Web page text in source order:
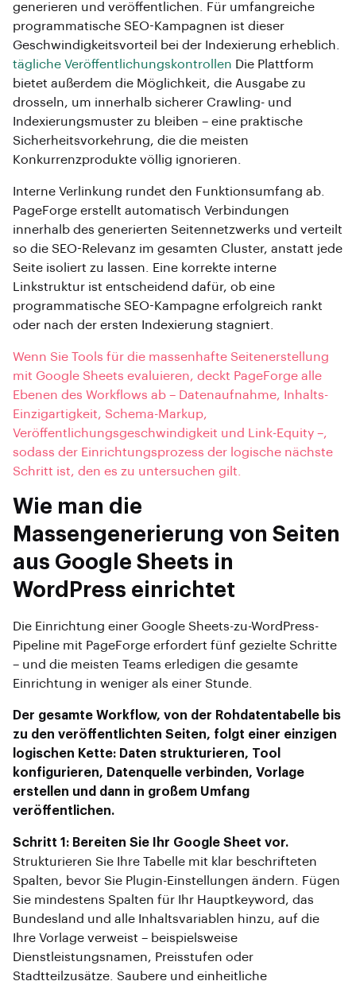
generieren und veröffentlichen. Für umfangreiche
programmatische SEO-Kampagnen ist dieser
Geschwindigkeitsvorteil bei der Indexierung erheblich.
tägliche Veröffentlichungskontrollen Die Plattform
bietet außerdem die Möglichkeit, die Ausgabe zu
drosseln, um innerhalb sicherer Crawling- und
Indexierungsmuster zu bleiben – eine praktische
Sicherheitsvorkehrung, die die meisten
Konkurrenzprodukte völlig ignorieren.
Interne Verlinkung rundet den Funktionsumfang ab.
PageForge erstellt automatisch Verbindungen
innerhalb des generierten Seitennetzwerks und verteilt
so die SEO-Relevanz im gesamten Cluster, anstatt jede
Seite isoliert zu lassen. Eine korrekte interne
Linkstruktur ist entscheidend dafür, ob eine
programmatische SEO-Kampagne erfolgreich rankt
oder nach der ersten Indexierung stagniert.
Wenn Sie Tools für die massenhafte Seitenerstellung
mit Google Sheets evaluieren, deckt PageForge alle
Ebenen des Workflows ab – Datenaufnahme, Inhalts-
Einzigartigkeit, Schema-Markup,
Veröffentlichungsgeschwindigkeit und Link-Equity –,
sodass der Einrichtungsprozess der logische nächste
Schritt ist, den es zu untersuchen gilt.
Wie man die
Massengenerierung von Seiten
aus Google Sheets in
WordPress einrichtet
Die Einrichtung einer Google Sheets-zu-WordPress-
Pipeline mit PageForge erfordert fünf gezielte Schritte
– und die meisten Teams erledigen die gesamte
Einrichtung in weniger als einer Stunde.
Der gesamte Workflow, von der Rohdatentabelle bis
zu den veröffentlichten Seiten, folgt einer einzigen
logischen Kette: Daten strukturieren, Tool
konfigurieren, Datenquelle verbinden, Vorlage
erstellen und dann in großem Umfang
veröffentlichen.
Schritt 1: Bereiten Sie Ihr Google Sheet vor.
Strukturieren Sie Ihre Tabelle mit klar beschrifteten
Spalten, bevor Sie Plugin-Einstellungen ändern. Fügen
Sie mindestens Spalten für Ihr Hauptkeyword, das
Bundesland und alle Inhaltsvariablen hinzu, auf die
Ihre Vorlage verweist – beispielsweise
Dienstleistungsnamen, Preisstufen oder
Stadtteilzusätze. Saubere und einheitliche